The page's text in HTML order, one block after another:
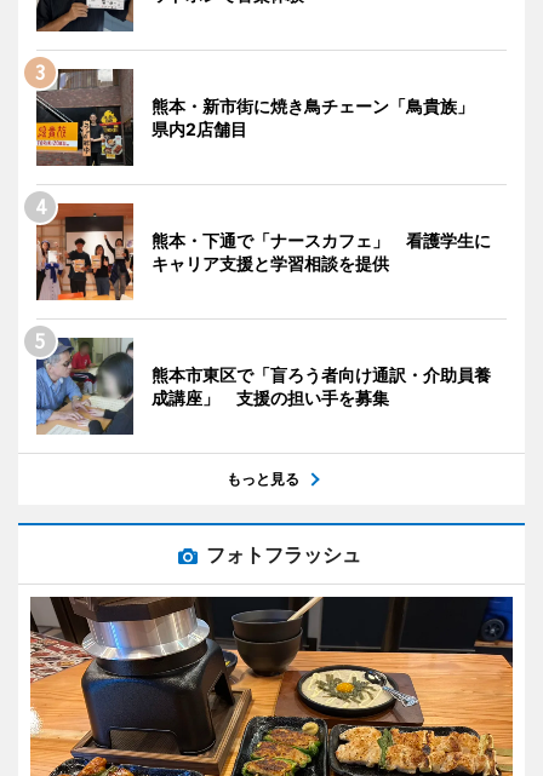
熊本・新市街に焼き鳥チェーン「鳥貴族」
県内2店舗目
熊本・下通で「ナースカフェ」 看護学生に
キャリア支援と学習相談を提供
熊本市東区で「盲ろう者向け通訳・介助員養
成講座」 支援の担い手を募集
もっと見る
フォトフラッシュ